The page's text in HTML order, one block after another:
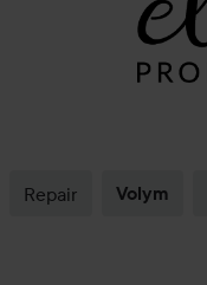
Repair Volym